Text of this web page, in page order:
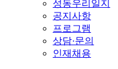
성동우리일지
공지사항
프로그램
상담·문의
인재채용